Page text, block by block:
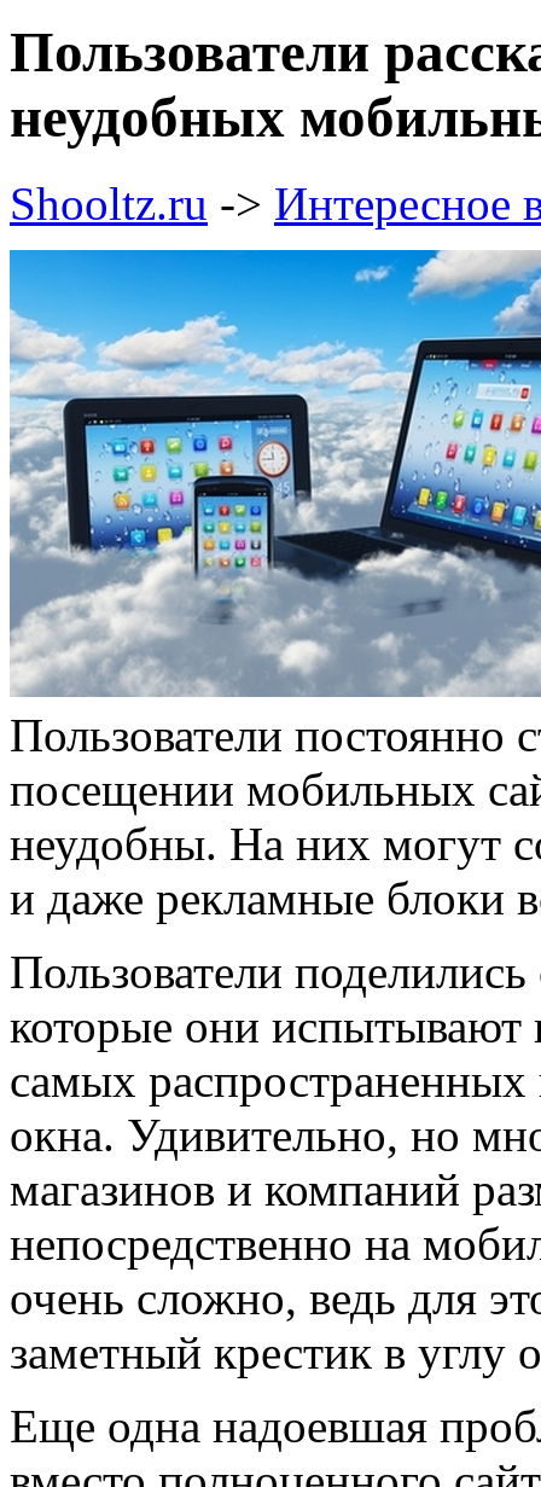
Пользователи
неудобных
Shooltz.ru -> Интересное
Пользователи постоянно
посещении мобильных
неудобны. На них могут
и даже рекламные блоки
Пользователи
которые они испытывают
самых
окна. Удивительно, но
магазинов и компаний
непосредственно на
очень сложно, ведь для
заметный крестик в углу
Еще одна надоевшая